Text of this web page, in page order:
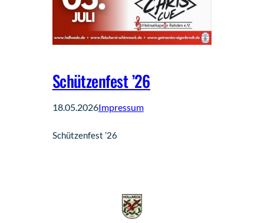
Schützenfest ’26
18.05.2026Impressum
Schützenfest ’26